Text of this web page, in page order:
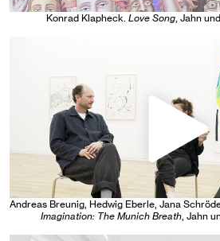
Konrad Klapheck Love Song , Jahn
Andreas Breunig, Hedwig Eberle, Jana
Imagination: The Munich Breath, Jahn